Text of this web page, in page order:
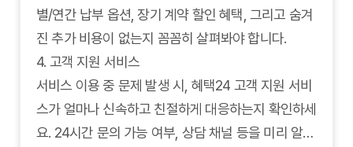
별/연간 납부 옵션, 장기 계약 할인 혜택, 그리고 숨겨
진 추가 비용이 없는지 꼼꼼히 살펴봐야 합니다.
4. 고객 지원 서비스
서비스 이용 중 문제 발생 시, 혜택24 고객 지원 서비
스가 얼마나 신속하고 친절하게 대응하는지 확인하세
요. 24시간 문의 가능 여부, 상담 채널 등을 미리 알아